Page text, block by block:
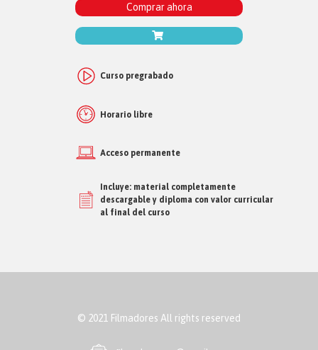
Comprar ahora
Curso pregrabado
Horario libre
Acceso permanente
Incluye: material completamente
descargable y diploma con valor curricular
al final del curso
© 2021 Filmadores All rights reserved